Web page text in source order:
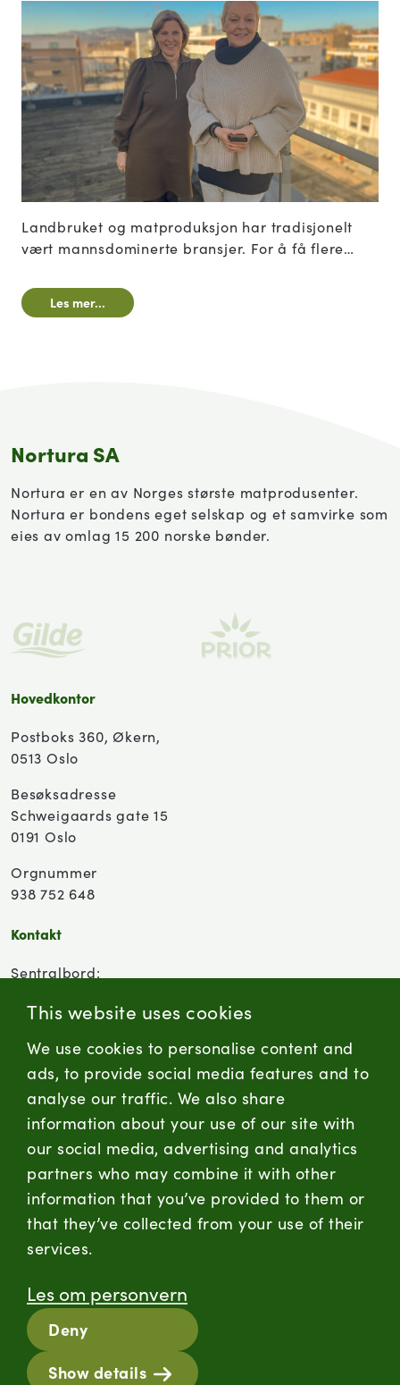
This website uses cookies
We use cookies to personalise content and
ads, to provide social media features and to
analyse our traffic. We also share
information about your use of our site with
our social media, advertising and analytics
partners who may combine it with other
information that you’ve provided to them or
that they’ve collected from your use of their
services.
Deny
Show details
Les om personvern
Landbruket og matproduksjon har tradisjonelt
vært mannsdominerte bransjer. For å få flere
helt fra ungdomsskolen for å vise hvilke
muligheter som ligger der. Samtidig må vi i
Les mer...
Nortura SA
Nortura er en av Norges største matprodusenter.
Nortura er bondens eget selskap og et samvirke som
eies av omlag 15 200 norske bønder.
Hovedkontor
Postboks 360, Økern,
0513 Oslo
Besøksadresse
Schweigaards gate 15
0191 Oslo
Orgnummer
938 752 648
Kontakt
Sentralbord:
Kontaktskjema
firmapost@nortura.no
LinkedInFacebookInstagram
RSS
Informasjonskapsler